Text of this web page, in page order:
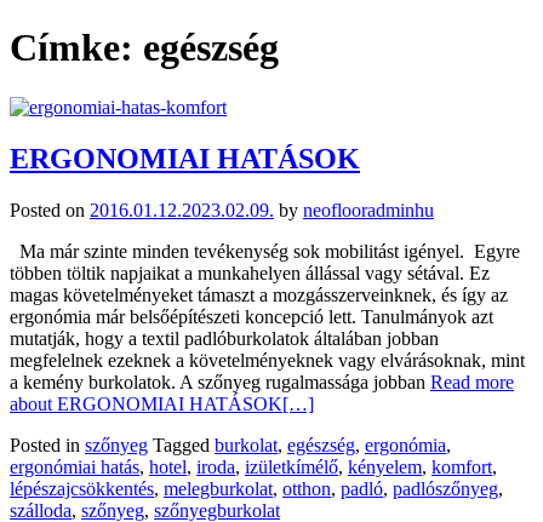
Címke: egészség
ERGONOMIAI HATÁSOK
Posted on 2016.01.12.2023.02.09. by neoflooradminhu
Ma már szinte minden tevékenység sok mobilitást igényel. Egyre
többen töltik napjaikat a munkahelyen állással vagy sétával. Ez
magas követelményeket támaszt a mozgásszerveinknek, és így az
ergonómia már belsőépítészeti koncepció lett. Tanulmányok azt
mutatják, hogy a textil padlóburkolatok általában jobban
megfelelnek ezeknek a követelményeknek vagy elvárásoknak, mint
a kemény burkolatok. A szőnyeg rugalmassága jobban Read more
about ERGONOMIAI HATÁSOK[…]
Posted in szőnyeg Tagged burkolat, egészség, ergonómia,
ergonómiai hatás, hotel, iroda, izületkímélő, kényelem, komfort,
lépészajcsökkentés, melegburkolat, otthon, padló, padlószőnyeg,
szálloda, szőnyeg, szőnyegburkolat